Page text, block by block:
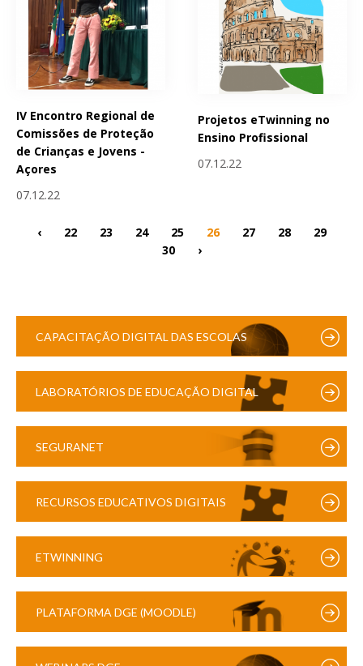
IV Encontro Regional de
Comissões de Proteção
de Crianças e Jovens -
Açores
07.12.22
Projetos eTwinning no
Ensino Profissional
07.12.22
‹ 22 23 24 25 26 27 28
29
30
›
CAPACITAÇÃO DIGITAL DAS ESCOLAS
LABORATÓRIOS DE EDUCAÇÃO DIGITAL
SEGURANET
RECURSOS EDUCATIVOS DIGITAIS
ETWINNING
PLATAFORMA DGE (MOODLE)